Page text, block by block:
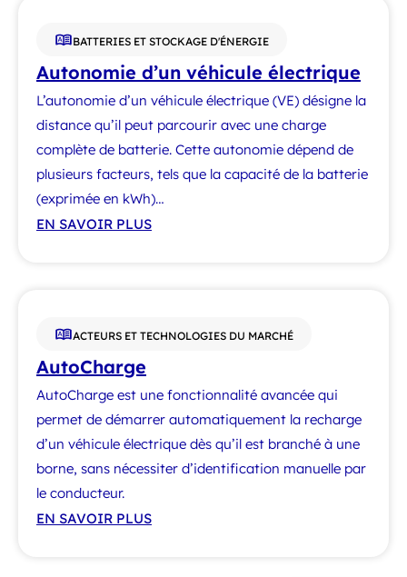
BATTERIES ET STOCKAGE D'ÉNERGIE
Autonomie d’un véhicule électrique
L’autonomie d’un véhicule électrique (VE) désigne la
distance qu’il peut parcourir avec une charge
complète de batterie. Cette autonomie dépend de
plusieurs facteurs, tels que la capacité de la batterie
(exprimée en kWh)…
EN SAVOIR PLUS
ACTEURS ET TECHNOLOGIES DU MARCHÉ
AutoCharge
AutoCharge est une fonctionnalité avancée qui
permet de démarrer automatiquement la recharge
d’un véhicule électrique dès qu’il est branché à une
borne, sans nécessiter d’identification manuelle par
le conducteur.
EN SAVOIR PLUS